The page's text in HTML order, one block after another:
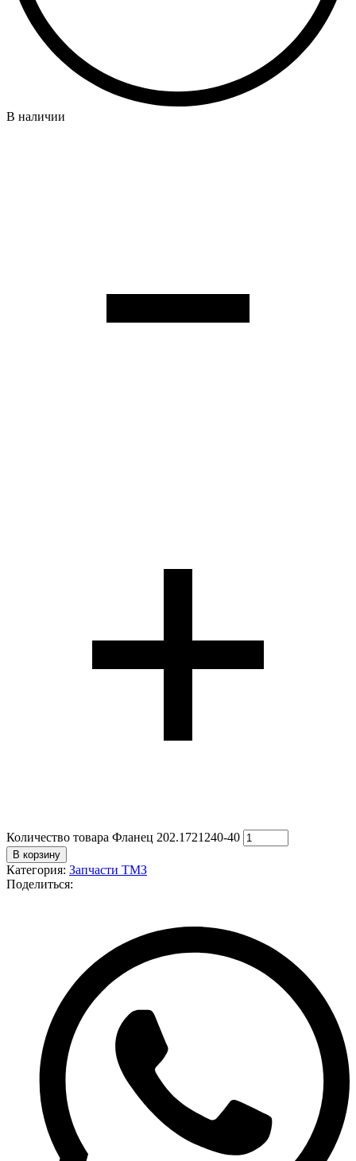
В наличии
Количество товара Фланец 202.1721240-40
В корзину
Категория: Запчасти ТМЗ
Поделиться: